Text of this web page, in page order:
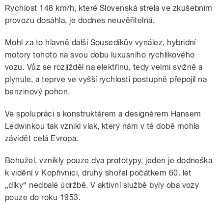
Rychlost 148 km/h, které Slovenská strela ve zkušebním
provozu dosáhla, je dodnes neuvěřitelná.
Mohl za to hlavně další Sousedíkův vynález, hybridní
motory tohoto na svou dobu luxusního rychlíkového
vozu. Vůz se rozjížděl na elektřinu, tedy velmi svižně a
plynule, a teprve ve vyšší rychlosti postupně přepojil na
benzinový pohon.
Ve spolupráci s konstruktérem a designérem Hansem
Ledwinkou tak vznikl vlak, který nám v té době mohla
závidět celá Evropa.
Bohužel, vznikly pouze dva prototypy, jeden je dodneška
k vidění v Kopřivnici, druhý shořel počátkem 60. let
„díky“ nedbalé údržbě. V aktivní službě byly oba vozy
pouze do roku 1953.